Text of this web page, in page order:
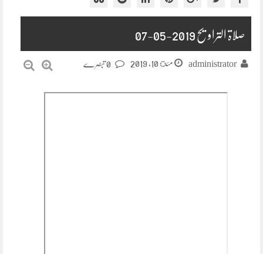
صلاۃ التراویح 2019-05-07
administrator مئ 10, 2019